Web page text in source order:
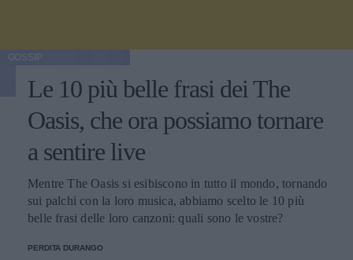
Le 10 più belle frasi dei The
Oasis, che ora possiamo tornare
a sentire live
Mentre The Oasis si esibiscono in tutto il mondo, tornando
sui palchi con la loro musica, abbiamo scelto le 10 più
belle frasi delle loro canzoni: quali sono le vostre?
PERDITA DURANGO